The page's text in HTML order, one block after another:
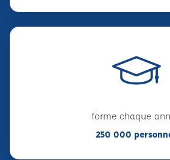
forme chaque
250 000